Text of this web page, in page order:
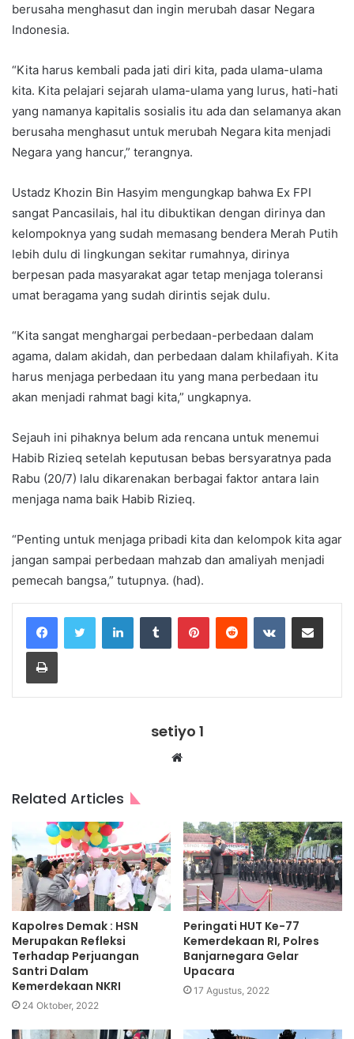
berusaha menghasut dan ingin merubah dasar Negara
Indonesia.
“Kita harus kembali pada jati diri kita, pada ulama-ulama
kita. Kita pelajari sejarah ulama-ulama yang lurus, hati-hati
yang namanya kapitalis sosialis itu ada dan selamanya akan
berusaha menghasut untuk merubah Negara kita menjadi
Negara yang hancur,” terangnya.
Ustadz Khozin Bin Hasyim mengungkap bahwa Ex FPI
sangat Pancasilais, hal itu dibuktikan dengan dirinya dan
kelompoknya yang sudah memasang bendera Merah Putih
lebih dulu di lingkungan sekitar rumahnya, dirinya
berpesan pada masyarakat agar tetap menjaga toleransi
umat beragama yang sudah dirintis sejak dulu.
“Kita sangat menghargai perbedaan-perbedaan dalam
agama, dalam akidah, dan perbedaan dalam khilafiyah. Kita
harus menjaga perbedaan itu yang mana perbedaan itu
akan menjadi rahmat bagi kita,” ungkapnya.
Sejauh ini pihaknya belum ada rencana untuk menemui
Habib Rizieq setelah keputusan bebas bersyaratnya pada
Rabu (20/7) lalu dikarenakan berbagai faktor antara lain
menjaga nama baik Habib Rizieq.
“Penting untuk menjaga pribadi kita dan kelompok kita agar
jangan sampai perbedaan mahzab dan amaliyah menjadi
pemecah bangsa,” tutupnya. (had).
LinkedInTumblr PinterestReddit VKontakteShare via Email
Print
setiyo 1
Website
Related Articles
Kapolres Demak : HSN
Merupakan Refleksi
Terhadap Perjuangan
Santri Dalam
Kemerdekaan NKRI
24 Oktober, 2022
Peringati HUT Ke-77
Kemerdekaan RI, Polres
Banjarnegara Gelar
Upacara
17 Agustus, 2022